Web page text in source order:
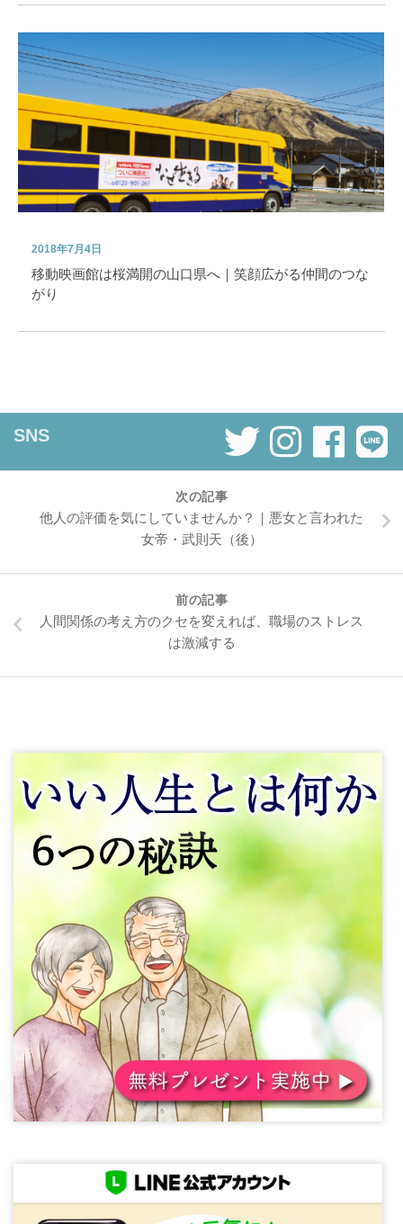
2018年7月4日
移動映画館は桜満開の山口県へ｜笑顔広がる仲間のつな
がり
SNS
次の記事
他人の評価を気にしていませんか？｜悪女と言われた
女帝・武則天（後）
前の記事
人間関係の考え方のクセを変えれば、職場のストレス
は激減する